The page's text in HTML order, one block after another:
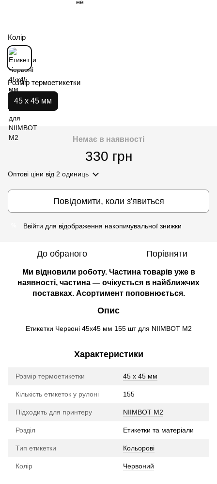
Колір
Розмір термоетикетки
45 х 45 мм
Немає в наявності
330 грн
Оптові ціни від 2 одиниць
Повідомити, коли з'явиться
Ввійти для відображення накопичувальної знижки
До обраного Порівняти
Ми відновили роботу. Частина товарів уже в
наявності, частина — очікується в найближчих
поставках. Асортимент поповнюється.
Опис
Етикетки Червоні 45х45 мм 155 шт для NIIMBOT M2
Характеристики
Розмір термоетикетки 45 х 45 мм
Кількість етикеток у рулоні 155
Підходить для принтеру NIIMBOT M2
Розділ Етикетки та матеріали
Тип етикетки Кольорові
Колір Червоний